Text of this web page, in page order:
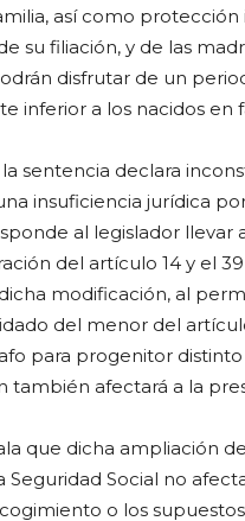
así como
su filiación, y de las
disfrutar de un
inferior a los nacidos en
sentencia declara
insuficiencia jurídica
al legislador
del artículo 14 y el
modificación, al
del menor del
para progenitor distinto
también afectará a la
que dicha ampliación
Seguridad Social no
o los